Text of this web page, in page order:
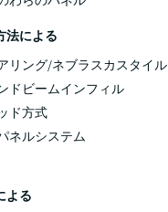
法による
リング/ネブラスカスタイル
ドビームインフィル
ド方式
ネルシステム
よる